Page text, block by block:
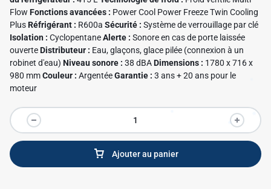
Flow Fonctions avancées :
PlusRéfrigérant : R600a Sécurité : Système de verrouillage par clé
Isolation : CyclopentaneAlerte : Sonore en cas de porte laissée
ouverteDistributeur : Eau, glaçons, glace pilée (connexion à un
robinet d'eau) Niveau sonore : 38 dBADimensions : 1780 x 716 x
980 mmCouleur : ArgentéeGarantie : 3 ans + 20 ans pour le
moteur
Ajouter au panier